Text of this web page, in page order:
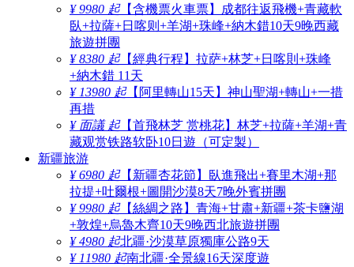
¥ 9980 起【含機票火車票】成都往返飛機+青藏軟
臥+拉薩+日喀则+羊湖+珠峰+納木錯10天9晚西藏
旅遊拼團
¥ 8380 起【經典行程】拉萨+林芝+日喀則+珠峰
+納木錯 11天
¥ 13980 起【阿里轉山15天】神山聖湖+轉山+一措
再措
¥ 面議 起【首飛林芝 赏桃花】林芝+拉薩+羊湖+青
藏观赏铁路软卧10日遊（可定製）
新疆旅游
¥ 6980 起【新疆杏花節】臥進飛出+賽里木湖+那
拉提+吐爾根+圖開沙漠8天7晚外賓拼團
¥ 9980 起【絲綢之路】青海+甘肅+新疆+茶卡鹽湖
+敦煌+烏魯木齊10天9晚西北旅遊拼團
¥ 4980 起北疆·沙漠草原獨庫公路9天
¥ 11980 起南北疆·全景線16天深度遊